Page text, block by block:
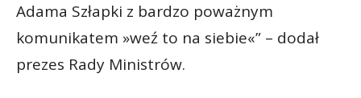
Adama Szłapki z bardzo poważnym
komunikatem »weź to na siebie«” – dodał
prezes Rady Ministrów.